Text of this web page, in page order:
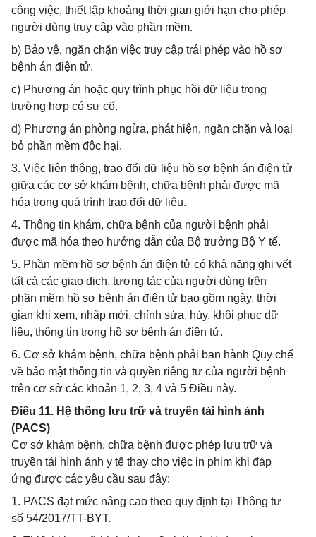
công việc, thiết lập khoảng thời gian giới hạn cho phép
người dùng truy cập vào phần mềm.
b) Bảo vệ, ngăn chặn việc truy cập trái phép vào hồ sơ
bệnh án điện tử.
c) Phương án hoặc quy trình phục hồi dữ liệu trong
trường hợp có sự cố.
d) Phương án phòng ngừa, phát hiện, ngăn chặn và loại
bỏ phần mềm độc hại.
3. Việc liên thông, trao đổi dữ liệu hồ sơ bệnh án điện tử
giữa các cơ sở khám bệnh, chữa bệnh phải được mã
hóa trong quá trình trao đổi dữ liệu.
4. Thông tin khám, chữa bệnh của người bệnh phải
được mã hóa theo hướng dẫn của Bộ trưởng Bộ Y tế.
5. Phần mềm hồ sơ bệnh án điện tử có khả năng ghi vết
tất cả các giao dịch, tương tác của người dùng trên
phần mềm hồ sơ bệnh án điện tử bao gồm ngày, thời
gian khi xem, nhập mới, chỉnh sửa, hủy, khôi phục dữ
liệu, thông tin trong hồ sơ bệnh án điện tử.
6. Cơ sở khám bệnh, chữa bệnh phải ban hành Quy chế
về bảo mật thông tin và quyền riêng tư của người bệnh
trên cơ sở các khoản 1, 2, 3, 4 và 5 Điều này.
Điều 11. Hệ thống lưu trữ và truyền tải hình ảnh
(PACS)
Cơ sở khám bệnh, chữa bệnh được phép lưu trữ và
truyền tải hình ảnh y tế thay cho việc in phim khi đáp
ứng được các yêu cầu sau đây:
1. PACS đạt mức nâng cao theo quy định tại Thông tư
số 54/2017/TT-BYT.